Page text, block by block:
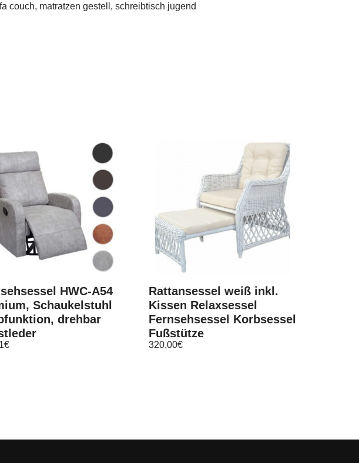
couch, matratzen gestell, schreibtisch jugend
HWC-A54
Schaukelstuhl
drehbar
€
Rattansessel weiß inkl.
Kissen Relaxsessel
Fernsehsessel Korbsessel
Fußstütze
320,00€